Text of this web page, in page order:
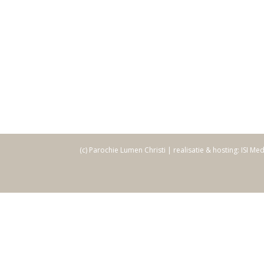
(c) Parochie Lumen Christi | realisatie & hosting: ISI